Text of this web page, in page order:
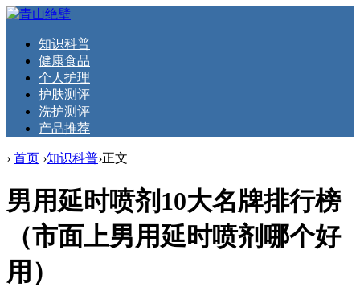
知识科普
健康食品
个人护理
护肤测评
洗护测评
产品推荐
› 首页 ›知识科普›正文
男用延时喷剂10大名牌排行榜
（市面上男用延时喷剂哪个好
用）